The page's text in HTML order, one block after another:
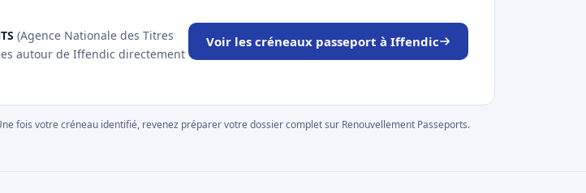
(Agence Nationale des Titres
autour de Iffendic directement
Voir les créneaux passeport à Iffendic
fois votre créneau identifié, revenez préparer votre dossier complet sur Renouvellement Passeports.